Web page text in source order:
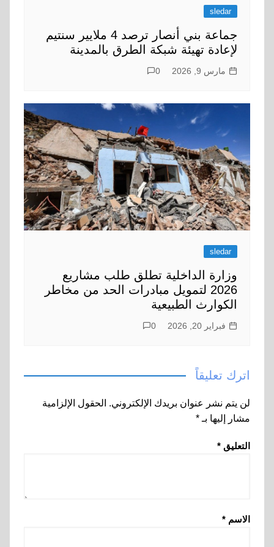
sledar
جماعة بني أنصار ترصد 4 ملايير سنتيم
لإعادة تهيئة شبكة الطرق بالمدينة
مارس 9, 2026 0
sledar
وزارة الداخلية تطلق طلب مشاريع
2026 لتمويل مبادرات الحد من مخاطر
الكوارث الطبيعية
فبراير 20, 2026 0
اترك تعليقاً
لن يتم نشر عنوان بريدك الإلكتروني. الحقول الإلزامية
مشار إليها بـ*
التعليق*
الاسم*